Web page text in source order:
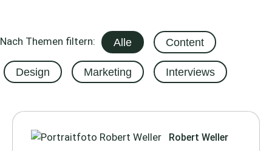
Nach Themen filtern: Alle Content
Design Marketing Interviews
Robert Weller